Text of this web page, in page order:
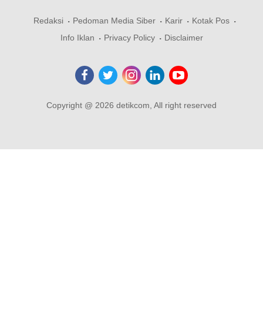
Redaksi Pedoman Media Siber Karir
Kotak Pos
Info Iklan
Privacy Policy Disclaimer
Copyright @ 2026 detikcom, All right reserved